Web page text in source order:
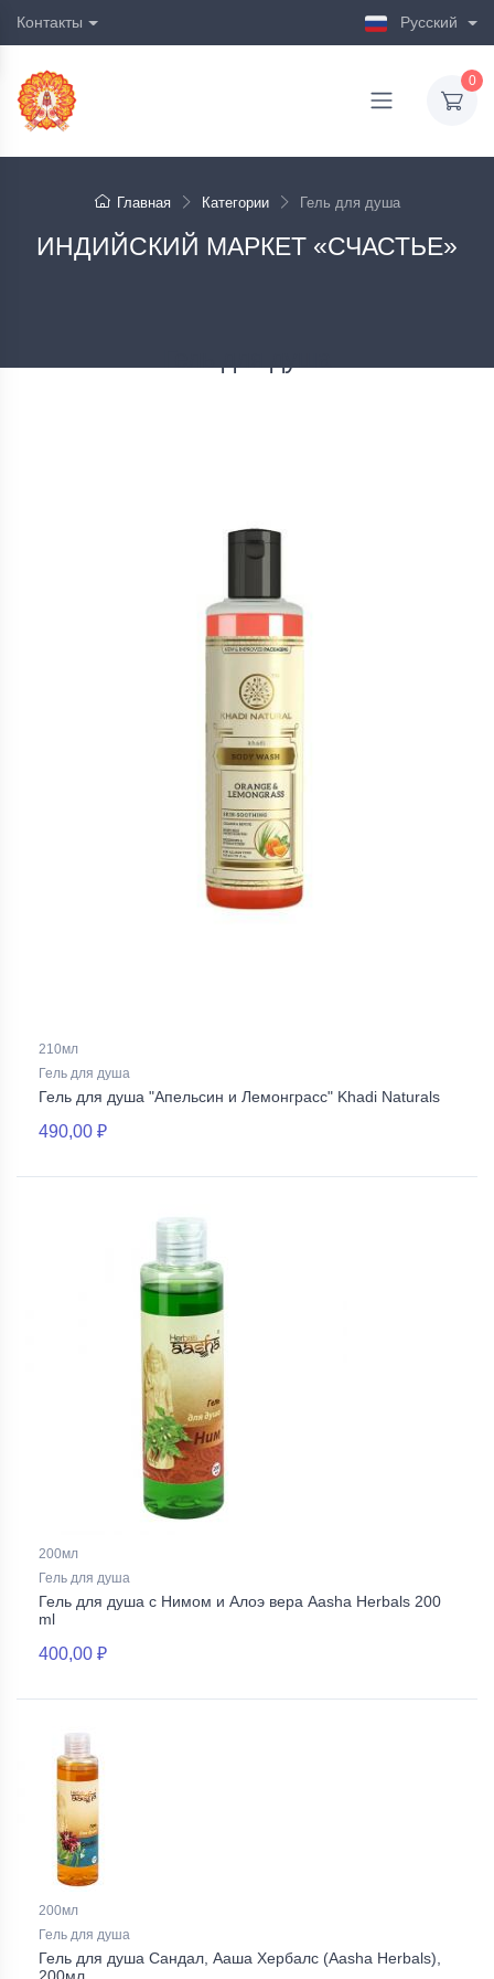
Контакты Русский
0
Главная Категории Гель для душа
ИНДИЙСКИЙ МАРКЕТ «СЧАСТЬЕ»
210мл
Гель для душа
Гель для душа "Апельсин и Лемонграсс" Khadi Naturals
490,00 ₽
200мл
Гель для душа
Гель для душа с Нимом и Алоэ вера Aasha Herbals 200
ml
400,00 ₽
200мл
Гель для душа
Гель для душа Сандал, Ааша Хербалс (Aasha Herbals),